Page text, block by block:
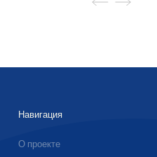
Навигация
О проекте